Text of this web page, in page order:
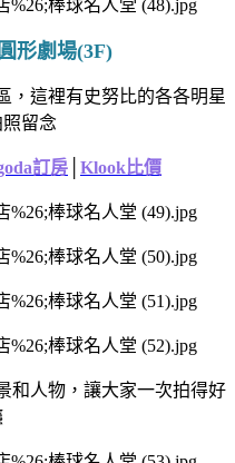
形劇場(3F)
， 這裡有史努比的各各明星
留念
訂房 Klook比價
和人物， 讓大家一次拍得好